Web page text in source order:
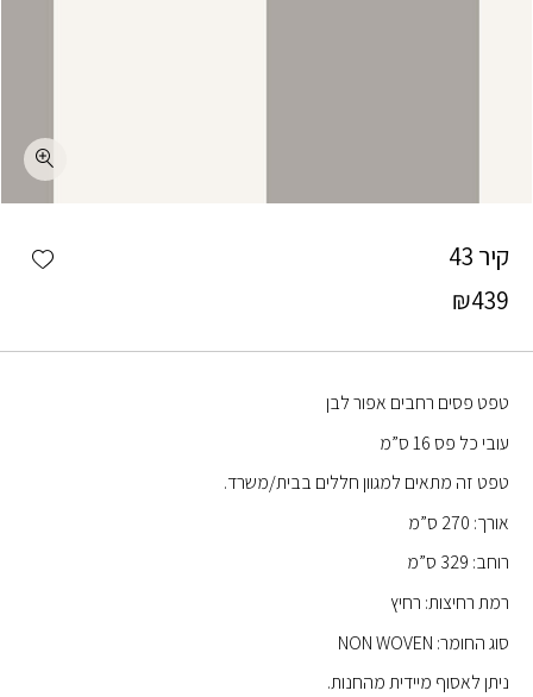
קיר 43
₪439
טפט פסים רחבים אפור לבן
עובי כל פס 16 ס”מ
טפט זה מתאים למגוון חללים בבית/משרד.
אורך: 270 ס”מ
רוחב: 329 ס”מ
רמת רחיצות: רחיץ
סוג החומר: NON WOVEN
ניתן לאסוף מיידית מהחנות.